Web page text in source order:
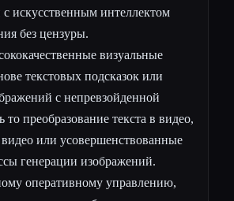
искусственным интеллектом
без цензуры.
визуальные
текстовых подсказок или
с непревзойденной
то преобразование текста в видео,
или усовершенствованные
генерации изображений.
оперативному управлению,